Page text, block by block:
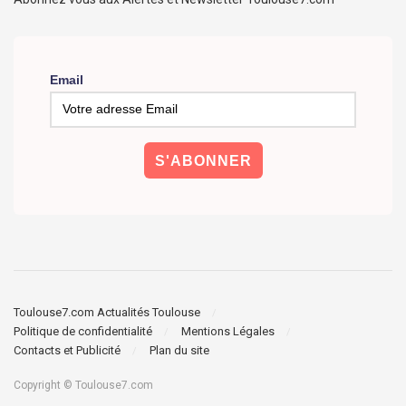
Email
Toulouse7.com Actualités Toulouse
Politique de confidentialité
Mentions Légales
Contacts et Publicité
Plan du site
Copyright © Toulouse7.com